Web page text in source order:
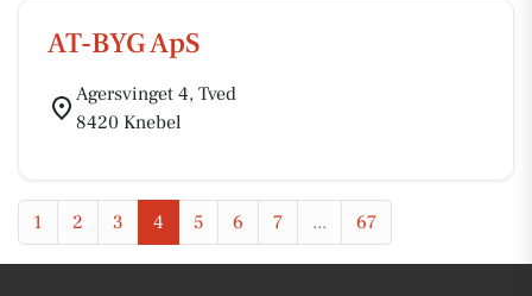
AT-BYG ApS
Agersvinget 4, Tved
8420 Knebel
1 2 3 4 5 6 7 ... 67